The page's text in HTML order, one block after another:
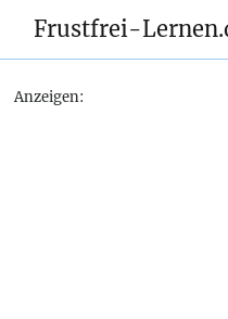
Frustfrei-
Anzeigen: